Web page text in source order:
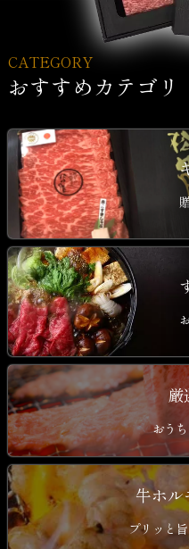
CATEGORY
おすすめカテゴリ
厳
おう
牛ホル
プリッと